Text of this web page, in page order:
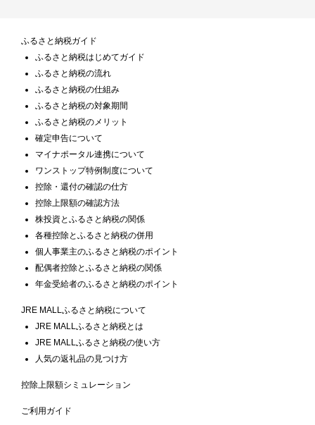
ふるさと納税ガイド
ふるさと納税はじめてガイド
ふるさと納税の流れ
ふるさと納税の仕組み
ふるさと納税の対象期間
ふるさと納税のメリット
確定申告について
マイナポータル連携について
ワンストップ特例制度について
控除・還付の確認の仕方
控除上限額の確認方法
株投資とふるさと納税の関係
各種控除とふるさと納税の併用
個人事業主のふるさと納税のポイント
配偶者控除とふるさと納税の関係
年金受給者のふるさと納税のポイント
JRE MALLふるさと納税について
JRE MALLふるさと納税とは
JRE MALLふるさと納税の使い方
人気の返礼品の見つけ方
控除上限額シミュレーション
ご利用ガイド